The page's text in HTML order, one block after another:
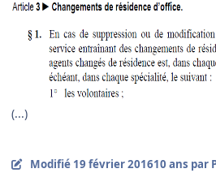
(...)
Modifié 19 février 201610 ans par